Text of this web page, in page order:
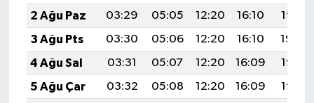
2 Ağu Paz
03:29 05:05 12:20 16:10
19:25
3 Ağu Pts
03:30 05:06 12:20 16:10
19:24
4 Ağu Sal
03:31 05:07 12:20 16:09
19:23
5 Ağu Çar
03:32 05:08 12:20 16:09
19:22